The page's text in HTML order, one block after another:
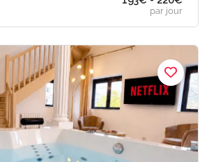
193€ - 220€
par jour